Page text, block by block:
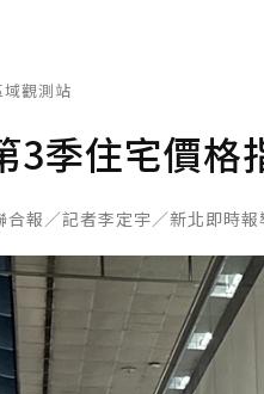
域觀測站
3季住宅價格
合報／記者李定宇／新北即時報